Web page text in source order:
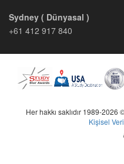
Sydney ( Dünyasal )
+61 412 917 840
Her hakkı saklıdır 1989-2026
Kişisel